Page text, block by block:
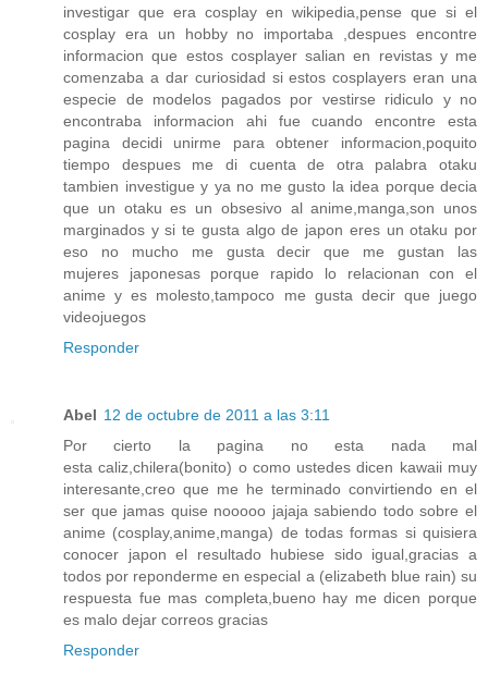
investigar que era cosplay en wikipedia,pense que si el
cosplay era un hobby no importaba ,despues encontre
informacion que estos cosplayer salian en revistas y me
comenzaba a dar curiosidad si estos cosplayers eran una
especie de modelos pagados por vestirse ridiculo y no
encontraba informacion ahi fue cuando encontre esta
pagina decidi unirme para obtener informacion,poquito
tiempo despues me di cuenta de otra palabra otaku
tambien investigue y ya no me gusto la idea porque decia
que un otaku es un obsesivo al anime,manga,son unos
marginados y si te gusta algo de japon eres un otaku por
eso no mucho me gusta decir que me gustan las
mujeres japonesas porque rapido lo relacionan con el
anime y es molesto,tampoco me gusta decir que juego
videojuegos
Responder
Abel 12 de octubre de 2011 a las 3:11
Por cierto la pagina no esta nada mal
esta caliz,chilera(bonito) o como ustedes dicen kawaii muy
interesante,creo que me he terminado convirtiendo en el
ser que jamas quise nooooo jajaja sabiendo todo sobre el
anime (cosplay,anime,manga) de todas formas si quisiera
conocer japon el resultado hubiese sido igual,gracias a
todos por reponderme en especial a (elizabeth blue rain) su
respuesta fue mas completa,bueno hay me dicen porque
es malo dejar correos gracias
Responder